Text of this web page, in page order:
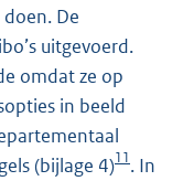
De
uitgevoerd.
omdat ze op
in beeld
(bijlage 4)11. In